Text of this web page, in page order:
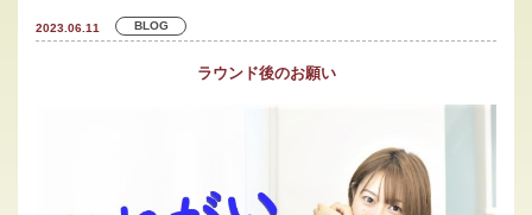
2023.06.11 BLOG
ラウンド後のお願い